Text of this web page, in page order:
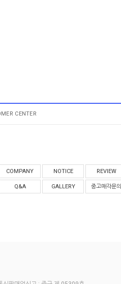
CENTER
COMPANY NOTICE REVIEW
Q&A GALLERY 중고매각문의